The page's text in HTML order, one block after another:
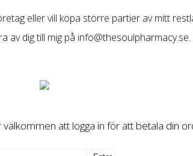
eller vill köpa större partier av mitt
av dig till mig på info@thesoulpharmacy.se.
att logga in för att betala din